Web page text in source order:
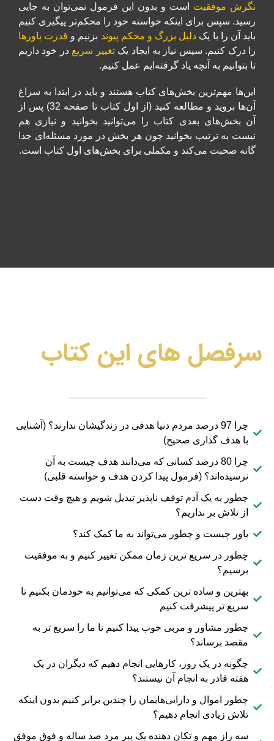
نگرش موفقیت است و بدون این فرمول نمی‌توان به جایی
رسید. سپس برای اینکه خواسته خود را محکم‌تر پیگیری کنیم
باید آن را با یک دلیل بزرگ و محکم پیوند بزنیم و قدرت باورها
را درک کنیم. سپس نیاز به ایجاد یکتغییر سریع در خود داریم
تا بتوانیم به آنچه یاد گرفته‌ایم عمل کنیم.
این‌ها مهم‌ترین بخش‌های کتاب هستند و باید در ابتدا به سراغ
آن‌ها بروید و مطالعه کنید (از اول کتاب تا صفحه 32) پس از
آن بخش‌های بعدی کتاب را می‌توانید بخوانید و نیازی هم
نیست به ترتیب بخوانید چون هر بخش در مورد مسئله‌ای جدا
گانه صحبت می‌کند و مکملی برای بخش‌های اول کتاب است.
سرفصل های این کتاب
چرا 97 درصد مردم دنیا هدفی در زندگیشان ندارند؟ (آشنایی
با هدف گذاری صحیح)
چرا 80 درصد کسانی که می‌دانند هدف چیست به آن
نرسیده‌اند؟ (فرمول پیدا کردن هدف و خواسته قلبی)
چطور به یک آدم توقف ناپذیر تبدیل شویم و هیچ وقت دست
از تلاش بر نداریم؟
باور چیست و چطور می‌تواند به ما کمک کند؟
چطور در سریع ترین زمان ممکن تغییر کنیم و به موفقیت
برسیم؟
بهترین و ساده ترین کمکی که می‌توانیم به خودمان بکنیم تا
سریع تر پیشرفت کنیم
چطور مشاور و مربی خوب پیدا کنیم تا ما را سریع تر به
مقصد برساند؟
چگونه در یک روز، کارهایی انجام دهیم که دیگران در یک
هفته قادر به انجام آن نیستند؟
چطور اموال و دارایی‌هایمان را چندین برابر کنیم بدون اینکه
تلاش زیادی انجام دهیم؟
سه راز مهم و تکان دهنده یک پیر مرد صد ساله و فوق موفق